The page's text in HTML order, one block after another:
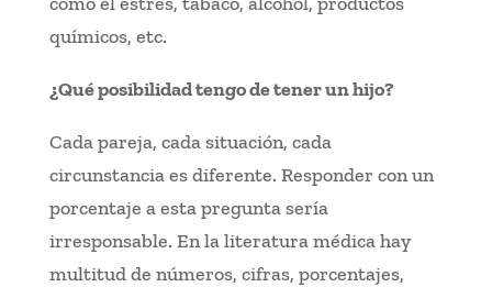
químicos, etc.
¿Qué posibilidad tengo de tener un hijo?
Cada pareja, cada situación, cada
circunstancia es diferente. Responder con un
porcentaje a esta pregunta sería
irresponsable. En la literatura médica hay
multitud de números, cifras, porcentajes,